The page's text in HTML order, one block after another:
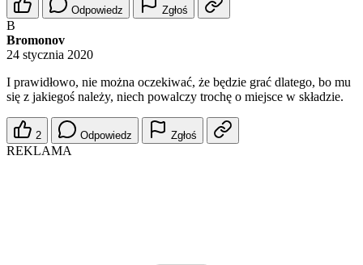
Odpowiedz Zgłoś
B
Bromonov
24 stycznia 2020
I prawidłowo, nie można oczekiwać, że będzie grać dlatego, bo mu
się z jakiegoś należy, niech powalczy trochę o miejsce w składzie.
2 Odpowiedz Zgłoś
REKLAMA